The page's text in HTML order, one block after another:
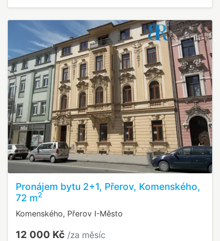
Pronájem bytu 2+1, Přerov, Komenského,
72 m2
Komenského, Přerov I-Město
12 000 Kč /za měsíc